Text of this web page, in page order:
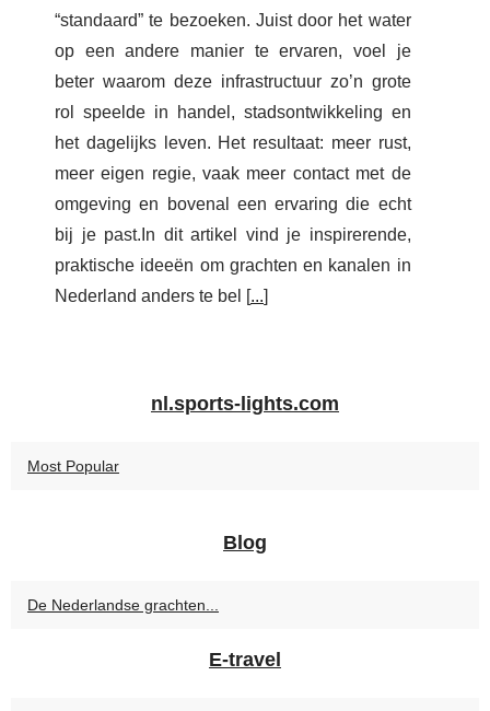
“standaard” te bezoeken. Juist door het water
op een andere manier te ervaren, voel je
beter waarom deze infrastructuur zo’n grote
rol speelde in handel, stadsontwikkeling en
het dagelijks leven. Het resultaat: meer rust,
meer eigen regie, vaak meer contact met de
omgeving en bovenal een ervaring die echt
bij je past.In dit artikel vind je inspirerende,
praktische ideeën om grachten en kanalen in
Nederland anders te bel [...]
nl.sports-lights.com
Most Popular
Blog
De Nederlandse grachten...
E-travel